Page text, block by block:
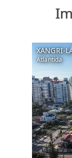
XANGRI-
Atlantida